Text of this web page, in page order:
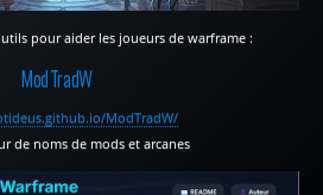
pour aider les joueurs de warframe :
ModTradW
ModTradW/
de noms de mods et arcanes